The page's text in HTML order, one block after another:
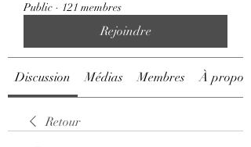
Public · 121 membres
Rejoindre
Discussion Médias Membres À propos
Retour